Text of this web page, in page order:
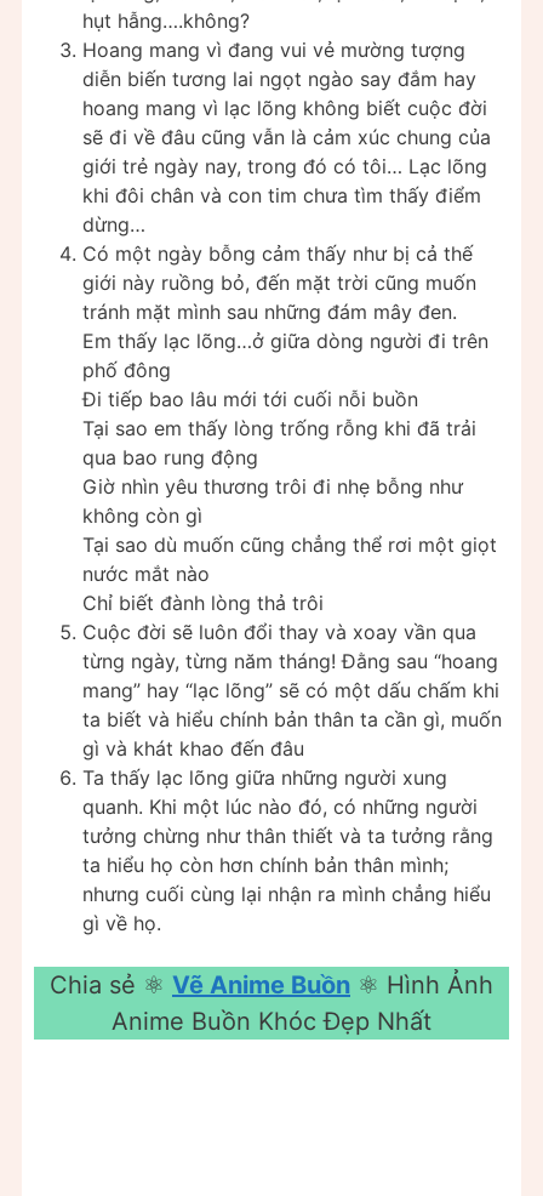
hụt hẫng….không?
Hoang mang vì đang vui vẻ mường tượng
diễn biến tương lai ngọt ngào say đắm hay
hoang mang vì lạc lõng không biết cuộc đời
sẽ đi về đâu cũng vẫn là cảm xúc chung của
giới trẻ ngày nay, trong đó có tôi… Lạc lõng
khi đôi chân và con tim chưa tìm thấy điểm
dừng…
Có một ngày bỗng cảm thấy như bị cả thế
giới này ruồng bỏ, đến mặt trời cũng muốn
tránh mặt mình sau những đám mây đen.
Em thấy lạc lõng…ở giữa dòng người đi trên
phố đông
Đi tiếp bao lâu mới tới cuối nỗi buồn
Tại sao em thấy lòng trống rỗng khi đã trải
qua bao rung động
Giờ nhìn yêu thương trôi đi nhẹ bỗng như
không còn gì
Tại sao dù muốn cũng chẳng thể rơi một giọt
nước mắt nào
Chỉ biết đành lòng thả trôi
Cuộc đời sẽ luôn đổi thay và xoay vần qua
từng ngày, từng năm tháng! Đằng sau “hoang
mang” hay “lạc lõng” sẽ có một dấu chấm khi
ta biết và hiểu chính bản thân ta cần gì, muốn
gì và khát khao đến đâu
Ta thấy lạc lõng giữa những người xung
quanh. Khi một lúc nào đó, có những người
tưởng chừng như thân thiết và ta tưởng rằng
ta hiểu họ còn hơn chính bản thân mình;
nhưng cuối cùng lại nhận ra mình chẳng hiểu
gì về họ.
Chia sẻ ⚛ Vẽ Anime Buồn ⚛ Hình Ảnh
Anime Buồn Khóc Đẹp Nhất